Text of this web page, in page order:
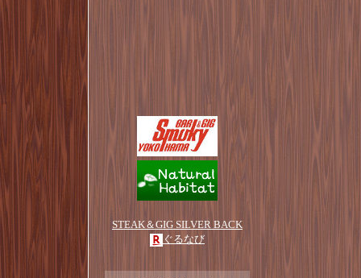
STEAK＆GIG SILVER BACK
ぐるなび